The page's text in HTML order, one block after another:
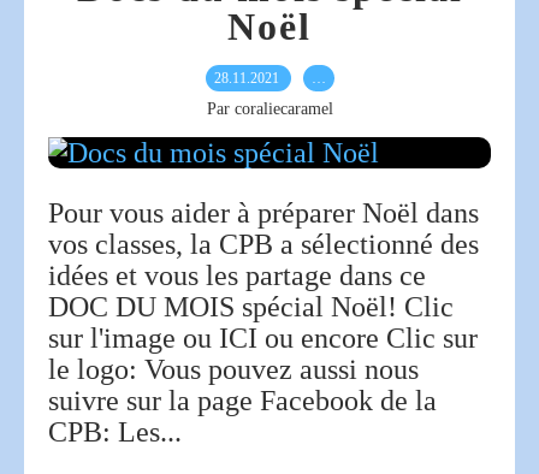
Noël
28.11.2021 …
Par coraliecaramel
Pour vous aider à préparer Noël dans
vos classes, la CPB a sélectionné des
idées et vous les partage dans ce
DOC DU MOIS spécial Noël! Clic
sur l'image ou ICI ou encore Clic sur
le logo: Vous pouvez aussi nous
suivre sur la page Facebook de la
CPB: Les...